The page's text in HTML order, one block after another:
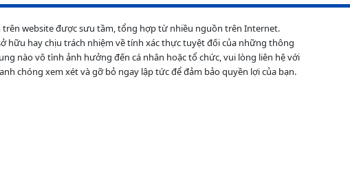
trên website được sưu tầm, tổng hợp từ nhiều nguồn trên Internet.
hữu hay chịu trách nhiệm về tính xác thực tuyệt đối của những thông
nào vô tình ảnh hưởng đến cá nhân hoặc tổ chức, vui lòng liên hệ với
chóng xem xét và gỡ bỏ ngay lập tức để đảm bảo quyền lợi của bạn.